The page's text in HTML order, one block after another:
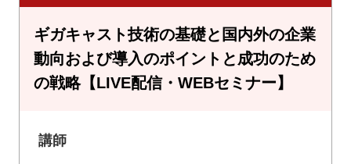
ギガキャスト技術の基礎と国内外の企業
動向および導入のポイントと成功のため
の戦略【LIVE配信・WEBセミナー】
講師